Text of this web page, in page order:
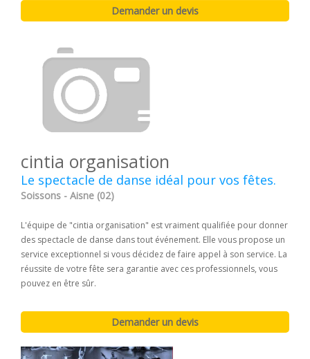
cintia organisation
Le spectacle de danse idéal pour vos fêtes.
Soissons - Aisne (02)
L'équipe de "cintia organisation" est vraiment qualifiée pour donner
des spectacle de danse dans tout événement. Elle vous propose un
service exceptionnel si vous décidez de faire appel à son service. La
réussite de votre fête sera garantie avec ces professionnels, vous
pouvez en être sûr.